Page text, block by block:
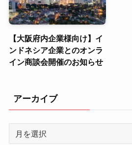
【大阪府内企業様向け】イ
ンドネシア企業とのオンラ
イン商談会開催のお知らせ
アーカイブ